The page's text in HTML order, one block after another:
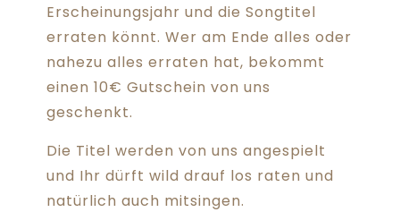
Erscheinungsjahr und die Songtitel
erraten könnt. Wer am Ende alles oder
nahezu alles erraten hat, bekommt
einen 10€ Gutschein von uns
geschenkt.
Die Titel werden von uns angespielt
und Ihr dürft wild drauf los raten und
natürlich auch mitsingen.